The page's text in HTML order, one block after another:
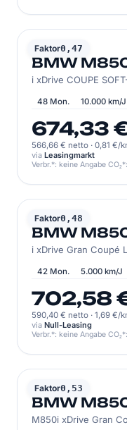
Faktor0,47
BMW
BMW
i xDrive COUPE
48 Mon. 10.000 km/J
674,33
566,66 € netto · 0,81 €/
via Leasingmarkt
Verbr.*: keine Angabe
Faktor0,48
BMW
BMW
i xDrive Gran Coupé
42 Mon. 5.000 km/J
702,58
590,40 € netto · 1,69 €/
via Null-Leasing
Verbr.*: keine Angabe
Faktor0,53
BMW
BMW
M850i xDrive Gran